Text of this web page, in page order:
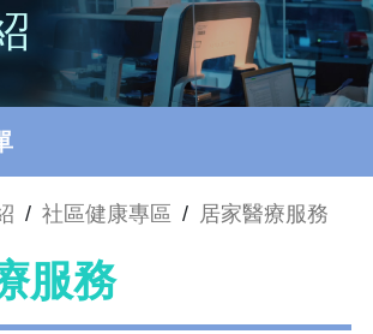
/ 社區健康專區 / 居家醫療服務
服務